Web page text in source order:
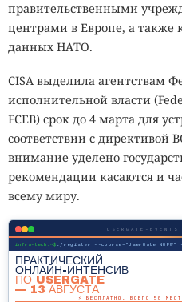
правительственными
центрами в Европе, а также
данных НАТО.
CISA выделила агентствам
исполнительной власти
FCEB) срок до 4 марта для
соответствии с директивой
внимание уделено
рекомендации касаются и
всему миру.
USERGATE-
infra-tech:~$
ПРАКТИЧЕСКИЙ
ОНЛАЙН-ИНТЕНСИВ
ПО USERGATE
— 13 АВГУСТА
⚡ БЕСПЛАТНО. ВСЕГО 50